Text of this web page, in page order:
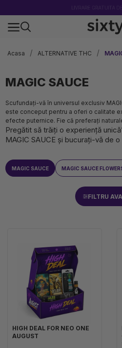
Acasa
ALTERNATIVE THC
MAGIC SAUCE
Scufundați-vă în universul exclusiv
este conceput pentru a oferi o calitate
efecte puternice. Fie că preferați
rășinilor sau practicitatea cartușelor
folosință, selecția noastră răspunde
Toate produsele noastre sunt testate
Pregătit să trăiți o experiență
MAGIC SAUCE și bucurați-vă de
MAGIC SAUCE MAGIC SAUCE
FILTRU
HIGH DEAL FOR NEO ONE
AUGUST